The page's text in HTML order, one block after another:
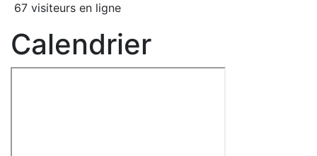
67 visiteurs en ligne
Calendrier